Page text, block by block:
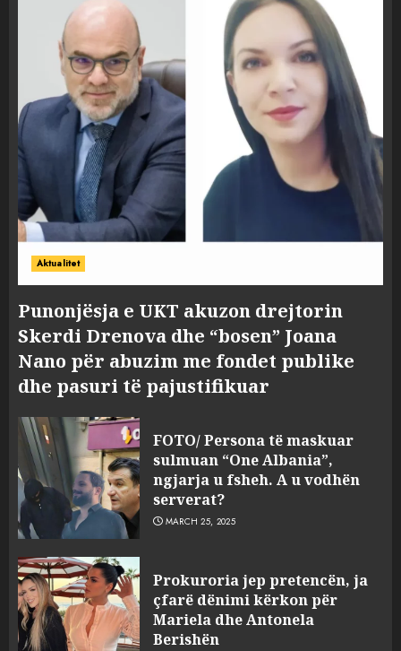
Aktualitet
Punonjësja e UKT akuzon drejtorin
Skerdi Drenova dhe “bosen” Joana
Nano për abuzim me fondet publike
dhe pasuri të pajustifikuar
FOTO/ Persona të maskuar
sulmuan “One Albania”,
ngjarja u fsheh. A u vodhën
serverat?
MARCH 25, 2025
Prokuroria jep pretencën, ja
çfarë dënimi kërkon për
Mariela dhe Antonela
Berishën